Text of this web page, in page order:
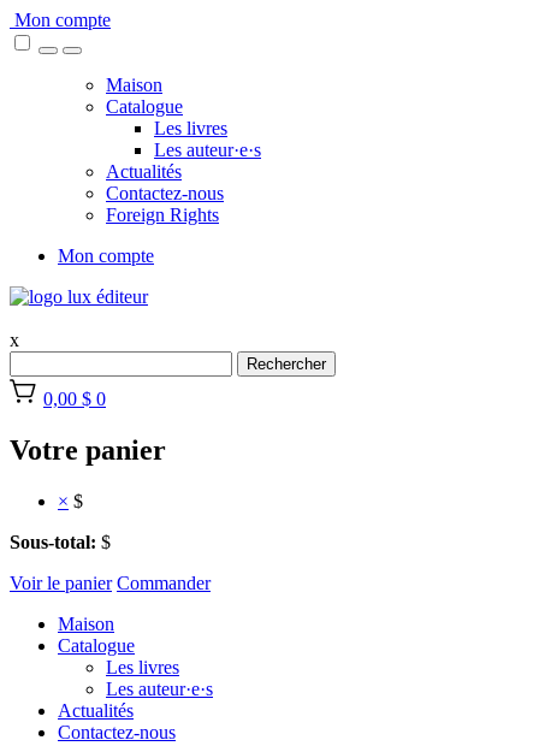
Skip
to
Mon compte
Maison
Catalogue
Les livres
Les auteur·e·s
Actualités
Contactez-nous
Foreign Rights
Mon compte
x
Rechercher
0,00 $ 0
Votre panier
× $
Sous-total: $
Voir le panier Commander
Maison
Catalogue
Les livres
Les auteur·e·s
Actualités
Contactez-nous